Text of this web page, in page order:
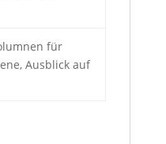
für
Ausblick auf